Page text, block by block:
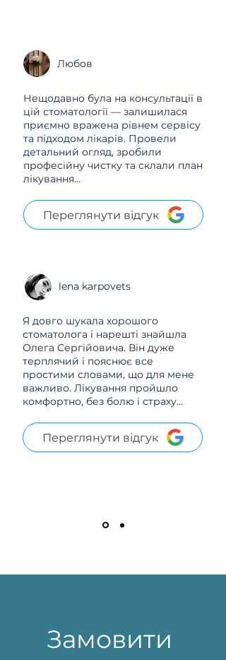
Любов
Нещодавно була на консультації в
цій стоматології — залишилася
приємно вражена рівнем сервісу
та підходом лікарів. Провели
детальний огляд, зробили
професійну чистку та склали план
лікування...
Переглянути відгук
lena karpovets
Я довго шукала хорошого
стоматолога і нарешті знайшла
Олега Сергійовича. Він дуже
терплячий і пояснює все
простими словами, що для мене
важливо. Лікування пройшло
комфортно, без болю і страху...
Переглянути відгук
Замовити